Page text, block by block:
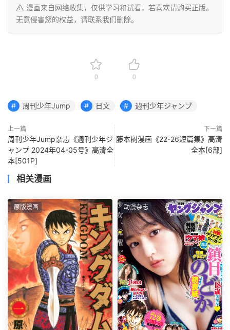
漫画来自网络收集，仅供学习和试看，若喜欢请购买正版。
无意侵害您的权益，请联系我们删除。
0 0
周刊少年Jump 日文 週刊少年ジャンプ
上一篇
周刊少年Jump杂志《週刊少年ジ
ャンプ 2024年04-05号》高清全
本[501P]
下一篇
藤本树漫画《22-26短篇集》高清
全本[6部]
相关漫画
原版漫画 动漫杂志